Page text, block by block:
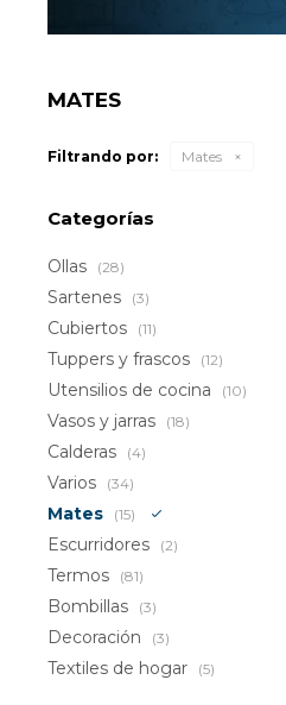
MATES
Filtrando por: Mates
Categorías
Ollas (28)
Sartenes (3)
Cubiertos (11)
Tuppers y frascos (12)
Utensilios de cocina (10)
Vasos y jarras (18)
Calderas (4)
Varios (34)
Mates (15)
Escurridores (2)
Termos (81)
Bombillas (3)
Decoración (3)
Textiles de hogar (5)